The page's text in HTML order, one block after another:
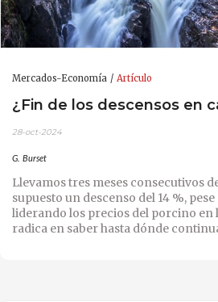
Mercados-Economía Artículo
¿Fin de los descensos en
28-oct-2024
G. Burset
Llevamos tres meses consecutivos
supuesto un descenso del 14 %,
liderando los precios del porcino en
radica en saber hasta dónde